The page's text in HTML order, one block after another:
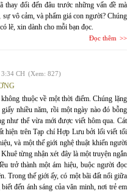
thay đổi đến đâu trước những vấn đề mà
vô cảm, và phẩm giá con người? Chúng
lẽ, xin dành cho mỗi bạn đọc.
Đọc thêm
3:34 CH (Xem: 827)
thuộc về một thời điểm. Chúng lặng
nhiều năm, rồi một ngày nào đó bỗng
như thể vừa mới được viết hôm qua. Cát
hiện trên Tạp chí Hợp Lưu bởi lối viết tối
và một thế giới nghệ thuật khiến người
từng nhận xét đây là một truyện ngắn
trở thành một ám hiệu, buộc người đọc
Trong thế giới ấy, có một bãi đất nổi giữa
đến ánh sáng của văn minh, nơi trẻ em